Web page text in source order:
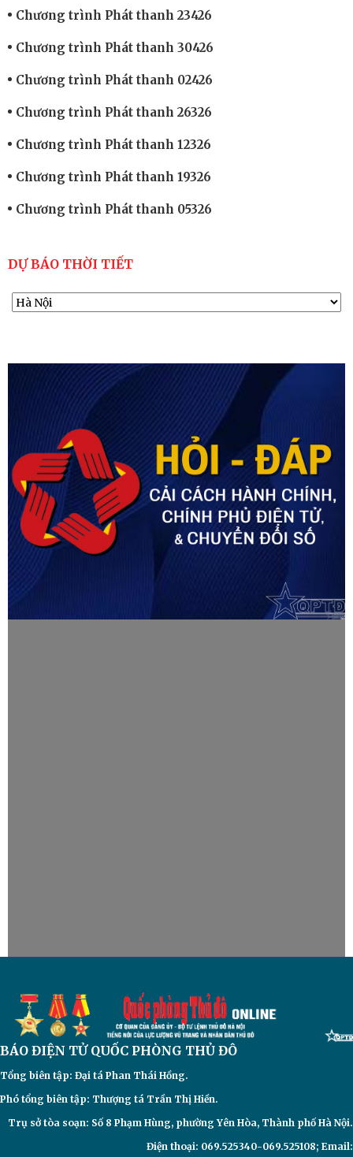
Chương trình Phát thanh 23426
Chương trình Phát thanh 30426
Chương trình Phát thanh 02426
Chương trình Phát thanh 26326
Chương trình Phát thanh 12326
Chương trình Phát thanh 19326
Chương trình Phát thanh 05326
DỰ BÁO THỜI TIẾT
BÁO ĐIỆN TỬQUỐC PHÒNG THỦ ĐÔ
Tổng biên tập: Đại tá Phan Thái Hồng.
Phó tổng biên tập: Thượng tá Trần Thị Hiền.
Trụ sở tòa soạn: Số 8 Phạm Hùng, phường Yên Hòa, Thành phố Hà Nội.
Điện thoại: 069.525340-069.525108; Email: